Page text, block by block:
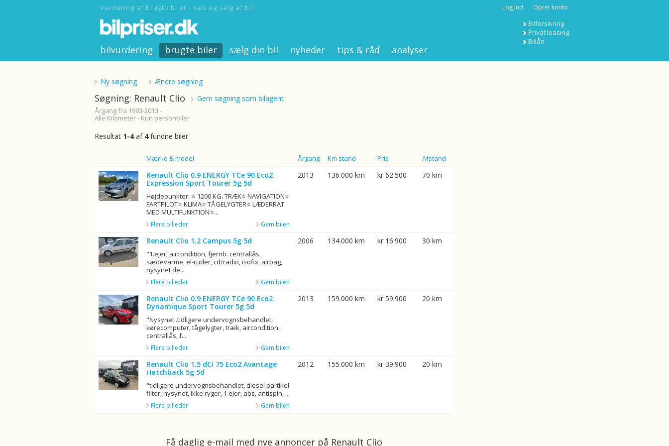
Vurdering af brugte biler - Køb og salg af bil Log ind Opret konto
Bilforsikring
Privat leasing
Billån
bilvurdering brugte biler sælg din bil nyheder tips & råd analyser
Ny søgning Ændre søgning
Søgning: Renault Clio Gem søgning som bilagent
Årgang fra 1993-2013 -
Alle Kilometer - Kun personbiler
Resultat 1-4af 4fundne biler
Mærke & model Årgang Km stand Pris Afstand
Renault Clio 0.9 ENERGY TCe 90 Eco2
Expression Sport Tourer 5g 5d
Højdepunkter: ⭐ 1200 KG. TRÆK⭐ NAVIGATION⭐
FARTPILOT⭐ KLIMA⭐ TÅGELYGTER⭐ LÆDERRAT
MED MULTIFUNKTION⭐...
Gem bilen
Flere billeder
2013 136.000 km kr 62.500 70 km
Renault Clio 1.2 Campus 5g 5d
"1.ejer, aircondition, fjernb. centrallås,
sædevarme, el-ruder, cd/radio, isofix, airbag,
nysynet de...
Gem bilen
Flere billeder
2006 134.000 km kr 16.900 30 km
Renault Clio 0.9 ENERGY TCe 90 Eco2
Dynamique Sport Tourer 5g 5d
"Nysynet .tidligere undervognsbehandlet,
kørecomputer, tågelygter, træk, aircondition,
centrallås, f...
Gem bilen
Flere billeder
2013 159.000 km kr 59.900 20 km
Renault Clio 1.5 dCi 75 Eco2 Avantage
Hatchback 5g 5d
"tidligere undervognsbehandlet, diesel partikel
filter, nysynet, ikke ryger, 1 ejer, abs, antispin, ...
Gem bilen
Flere billeder
2012 155.000 km kr 39.900 20 km
Få daglig e-mail med nye annoncer på Renault Clio